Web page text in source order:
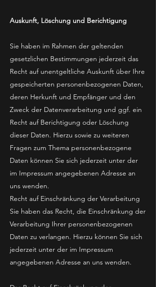
Auskunft, Löschung und Berichtigung
Sie haben im Rahmen der geltenden
gesetzlichen Bestimmungen jederzeit das
Recht auf unentgeltliche Auskunft über Ihre
gespeicherten personenbezogenen Daten,
deren Herkunft und Empfänger und den
Zweck der Datenverarbeitung und ggf. ein
Recht auf Berichtigung oder Löschung
dieser Daten. Hierzu sowie zu weiteren
Fragen zum Thema personenbezogene
Daten können Sie sich jederzeit unter der
im Impressum angegebenen Adresse an
uns wenden.
Recht auf Einschränkung der Verarbeitung
Sie haben das Recht, die Einschränkung der
Verarbeitung Ihrer personenbezogenen
Daten zu verlangen. Hierzu können Sie sich
jederzeit unter der im Impressum
angegebenen Adresse an uns wenden.